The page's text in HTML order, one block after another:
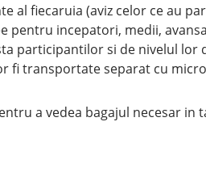
al fiecaruia (aviz celor ce au
pentru incepatori, medii,
participantilor si de nivelul
fi transportate separat cu
a vedea bagajul necesar in